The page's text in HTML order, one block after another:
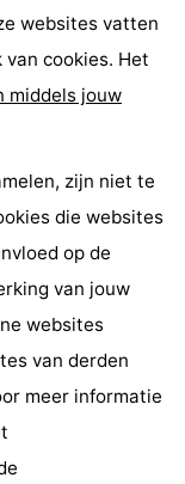
websites vatten
cookies. Het
middels jouw
zijn niet te
die websites
op de
van jouw
websites
van derden
meer informatie